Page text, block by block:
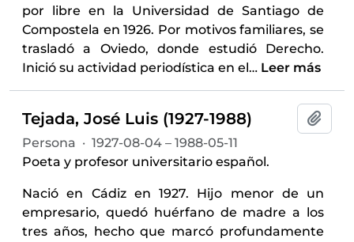
por libre en la Universidad de Santiago de
Compostela en 1926. Por motivos familiares, se
trasladó a Oviedo, donde estudió Derecho.
Inició su actividad periodística en el… Leer más
Tejada, José Luis (1927-1988)
Persona · 1927-08-04 – 1988-05-11
Poeta y profesor universitario español.
Nació en Cádiz en 1927. Hijo menor de un
empresario, quedó huérfano de madre a los
tres años, hecho que marcó profundamente